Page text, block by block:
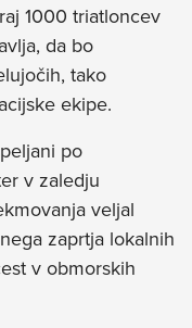
1000 triatloncev
da bo
tako
ekipe.
po
v zaledju
veljal
zaprtja lokalnih
v obmorskih